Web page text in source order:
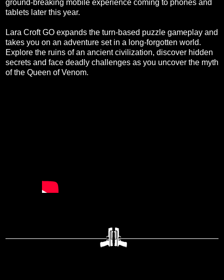
ground-breaking mobile experience coming to phones and
tablets later this year.
Lara Croft GO expands the turn-based puzzle gameplay and
takes you on an adventure set in a long-forgotten world.
Explore the ruins of an ancient civilization, discover hidden
secrets and face deadly challenges as you uncover the myth
of the Queen of Venom.